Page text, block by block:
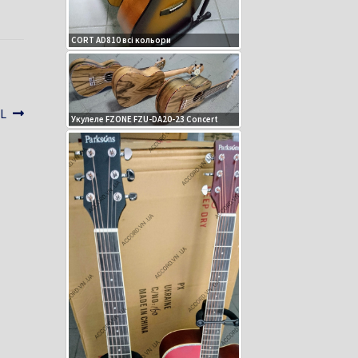
CORT AD810 всі кольори
Укулеле FZONE FZU-DA20-23 Concert